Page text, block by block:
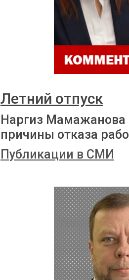
Летний отпуск
Наргиз Мамажанова
причины отказа
Публикации в СМИ